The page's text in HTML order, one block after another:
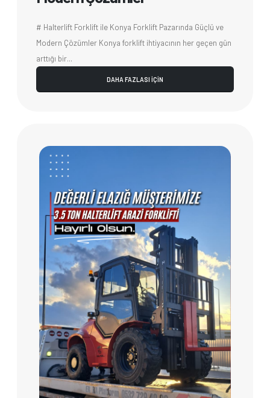
# Halterlift Forklift ile Konya Forklift Pazarında Güçlü ve
Modern Çözümler Konya forklift ihtiyacının her geçen gün
arttığı bir...
DAHA FAZLASI İÇİN